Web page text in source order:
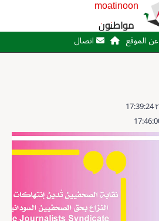
moatinoon
مواطنون
عن الموقع اتصال